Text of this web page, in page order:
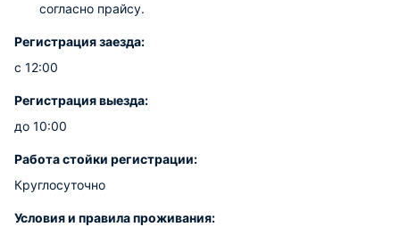
согласно прайсу.
Регистрация заезда:
с 12:00
Регистрация выезда:
до 10:00
Работа стойки регистрации:
Круглосуточно
Условия и правила проживания: